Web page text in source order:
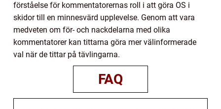
förståelse för kommentatorernas roll i att göra OS i
skidor till en minnesvärd upplevelse. Genom att vara
medveten om för- och nackdelarna med olika
kommentatorer kan tittarna göra mer välinformerade
val när de tittar på tävlingarna.
FAQ